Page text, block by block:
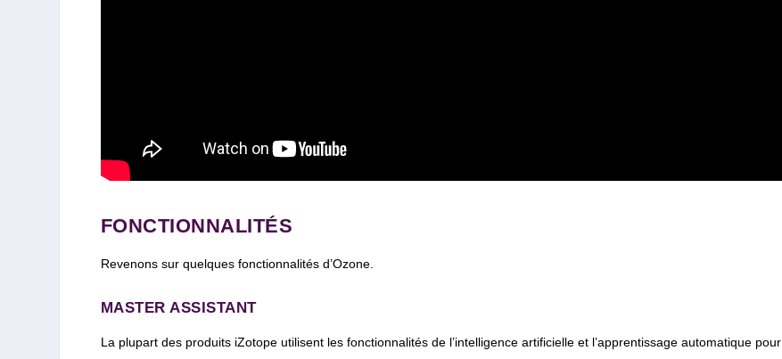
FONCTIONNALITÉS
Revenons sur quelques fonctionnalités d’Ozone.
MASTER ASSISTANT
La plupart des produits iZotope utilisent les fonctionnalités de l’intelligence artificielle et l’apprentissage automatique pour